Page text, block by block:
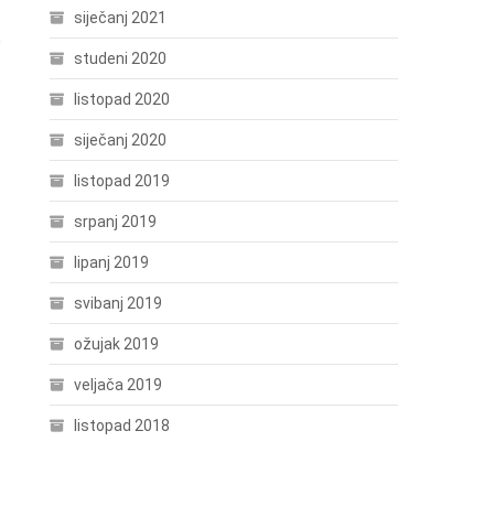
siječanj 2021
studeni 2020
listopad 2020
siječanj 2020
listopad 2019
srpanj 2019
lipanj 2019
svibanj 2019
ožujak 2019
veljača 2019
listopad 2018